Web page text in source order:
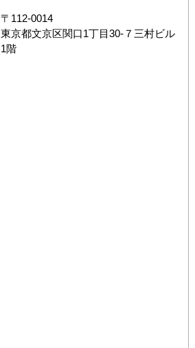
〒 112-0014
東京都文京区関口1丁目30-７三村ビル
1階